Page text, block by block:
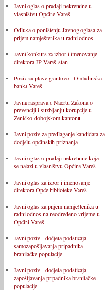
Javni oglas o prodaji nekretnine u
vlasništvu Općine Vareš
Odluka o poništenju Javnog oglasa za
prijem namještenika u radni odnos
Javni konkurs za izbor i imenovanje
direktora JP Vareš-stan
Poziv za plave grantove - Omladinska
banka Vareš
Javna rasprava o Nacrtu Zakona o
prevenciji i suzbijanju korupcije u
Zeničko-dobojskom kantonu
Javni poziv za predlaganje kandidata za
dodjelu općinskih priznanja
Javni oglas o prodaji nekretnine koja
se nalazi u vlasništvu Općine Vareš
Javni oglas za izbor i imenovanje
direktora Opće biblioteke Vareš
Javni oglas za prijem namještenika u
radni odnos na neodređeno vrijeme u
Općini Vareš
Javni poziv - dodjela podsticaja
samozapošljavanja pripadnika
branilačke populacije
Javni poziv - dodjela podsticaja
zapošljavanja pripadnika branilačke
populacije